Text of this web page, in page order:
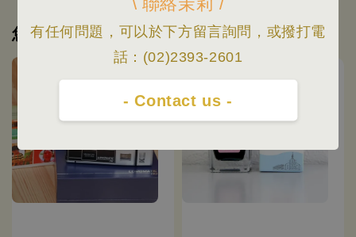
有任何問題，可以於下方留言詢問，或撥打電
話：(02)2393-2601
- Contact us -
您可能也喜歡